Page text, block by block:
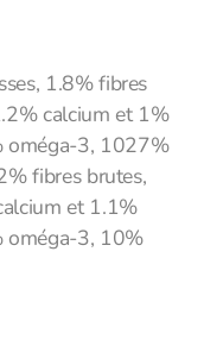
1.8% fibres
calcium et 1%
oméga-3, 1027%
fibres brutes,
et 1.1%
oméga-3, 10%